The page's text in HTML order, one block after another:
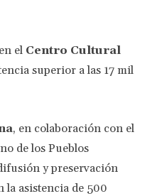
el Centro Cultural
superior a las 17 mil
, en colaboración con el
de los Pueblos
y preservación
la asistencia de 500